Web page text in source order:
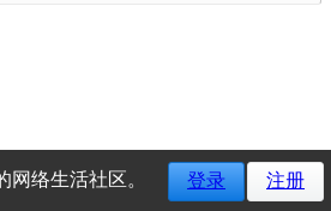
络生活社区。 登录 注册